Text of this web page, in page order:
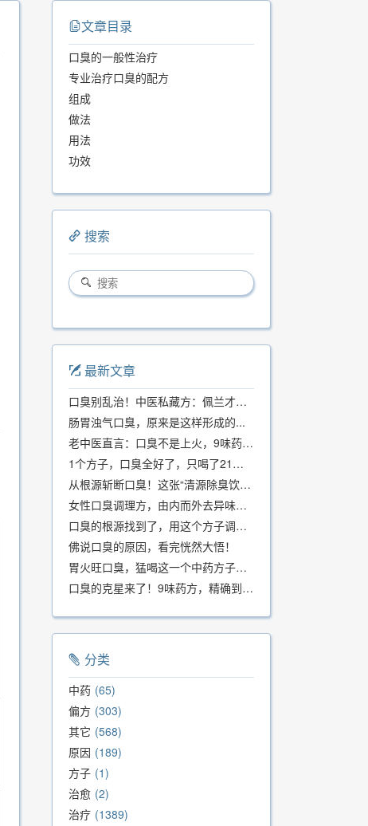
文章目录
口臭的一般性治疗
专业治疗口臭的配方
组成
做法
用法
功效
搜索
最新文章
口臭别乱治！中医私藏方：佩兰才是口气克星，喝一周就清爽
肠胃浊气口臭，原来是这样形成的...
老中医直言：口臭不是上火，9味药食同源方，21天根除不反复
1个方子，口臭全好了，只喝了21天！
从根源斩断口臭！这张“清源除臭饮”方子，我用了几十年，效果真不错
女性口臭调理方，由内而外去异味，女性体质专用！
口臭的根源找到了，用这个方子调理，21天口吐芬芳！
佛说口臭的原因，看完恍然大悟！
胃火旺口臭，猛喝这一个中药方子就好了！
口臭的克星来了！9味药方，精确到克、药食同源、安全有效，速看！
分类
中药 65
偏方 303
其它 568
原因 189
方子 1
治愈 2
治疗 1389